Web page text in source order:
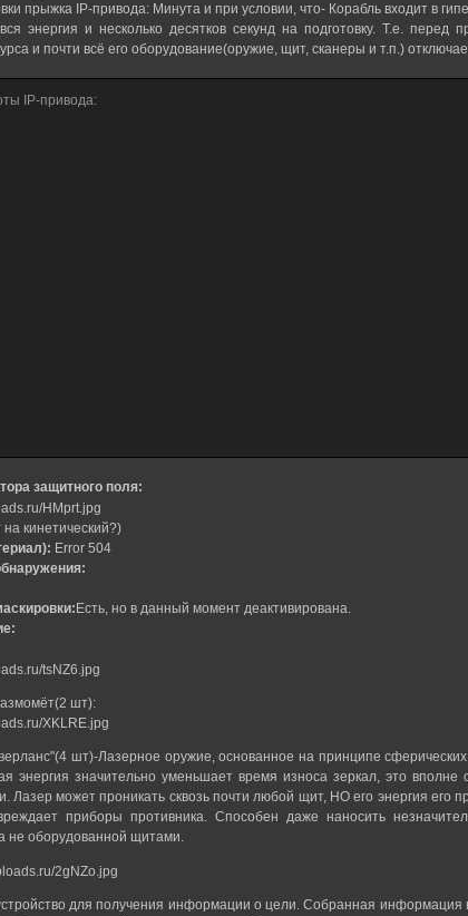
прыжка IP-привода: Минута и при условии, что- Корабль входит в
энергия и несколько десятков секунд на подготовку. Т.е. перед
и почти всё его оборудование(оружие, щит, сканеры и т.п.)
IP-привода:
защитного поля:
кинетический?)
Error 504
Есть, но в данный момент деактивирована.
шт):
шт)-Лазерное оружие, основанное на принципе
энергия значительно уменьшает время износа зеркал, это вполне
Лазер может проникать сквозь почти любой щит, НО его энергия его
приборы противника. Способен даже наносить
не оборудованной щитами.
для получения информации о цели. Собранная информация